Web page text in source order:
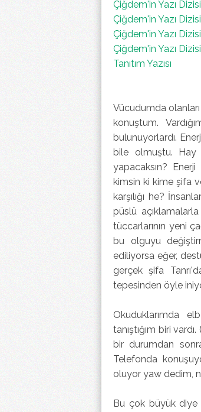
Çiğdem'in Yazı
Çiğdem'in Yazı
Çiğdem'in Yazı
Çiğdem'in Yazı
Tanıtım Yazısı
Vücudumda
konuştum.
bulunuyorlardı.
bile olmuştu. Hay
yapacaksın? Enerji
kimsin ki kime şifa
karşılığı he?
püslü
tüccarlarının yeni
bu olguyu
ediliyorsa eğer,
gerçek şifa
tepesinden öyle
Okuduklarımda
tanıştığım biri
bir durumdan
Telefonda
oluyor yaw dedim,
Bu çok büyük